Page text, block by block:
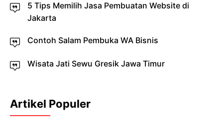
5 Tips Memilih Jasa Pembuatan Website di
Jakarta
Contoh Salam Pembuka WA Bisnis
Wisata Jati Sewu Gresik Jawa Timur
Artikel Populer